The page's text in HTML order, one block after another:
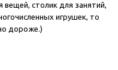
столик для занятий,
игрушек, то
дороже.)